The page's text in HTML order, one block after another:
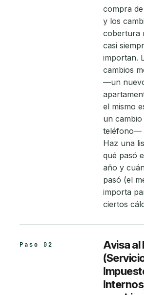
compra
y los
cobertura
casi
importan.
cambios
—un
el mismo
un cambio
teléfono—
Haz una
qué pasó
año y
pasó (el
importa
ciertos
Paso 02
Avisa al